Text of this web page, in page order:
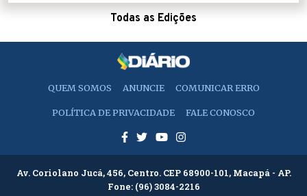
Todas as Edições
QUEM SOMOS ANUNCIE COMUNICAR ERRO
POLÍTICA DE PRIVACIDADE FALE CONOSCO
Av. Coriolano Jucá, 456, Centro. CEP 68900-101, Macapá - AP.
Fone: (96) 3084-2216